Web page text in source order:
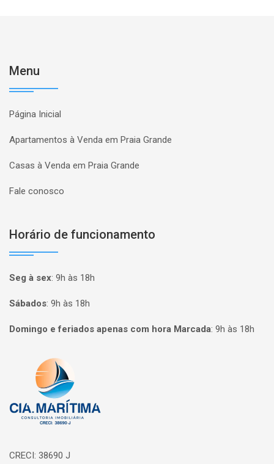
Menu
Página Inicial
Apartamentos à Venda em Praia Grande
Casas à Venda em Praia Grande
Fale conosco
Horário de funcionamento
Seg à sex: 9h às 18h
Sábados: 9h às 18h
Domingo e feriados apenas com hora Marcada: 9h às 18h
Página inicial
CRECI: 38690 J